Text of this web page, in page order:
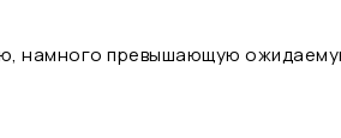
намного превышающую